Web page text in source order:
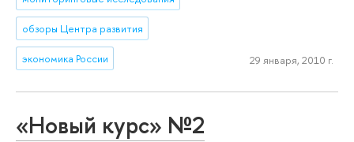
обзоры Центра развития
экономика России 29 января, 2010 г.
«Новый курс» №2